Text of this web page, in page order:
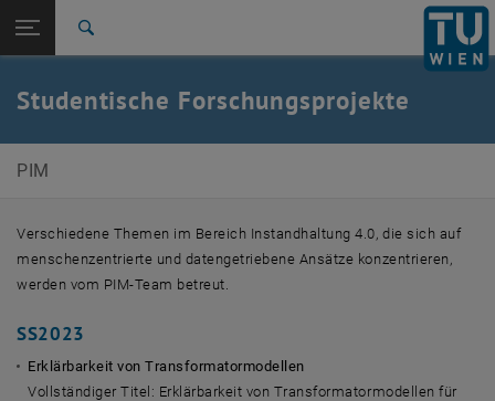
TU Login
Quicklinks
Quicklinks-Menü umschalten
Studium
Karriere
Zur 1. Menü Ebene
E330-06 Forschungsbereich Produktions- und
Studentische Forschungsprojekte
Studentische Forschungsprojekte
PIM
Verschiedene Themen im Bereich Instandhaltung 4.0, die sich auf
menschenzentrierte und datengetriebene Ansätze konzentrieren,
werden vom PIM-Team betreut.
SS2023
Erklärbarkeit von Transformatormodellen
Vollständiger Titel: Erklärbarkeit von Transformatormodellen für